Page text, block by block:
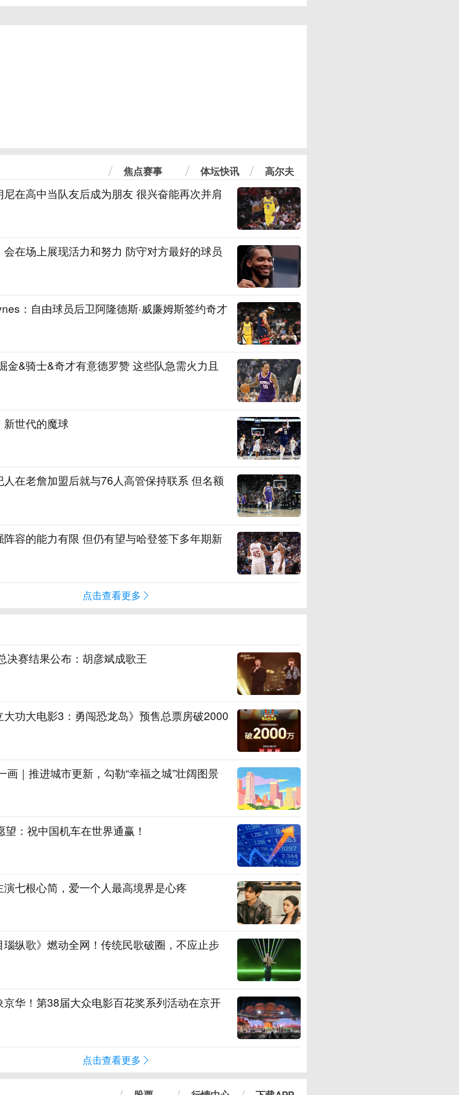
焦点赛事 体坛快讯 高尔夫
在高中当队友后成为朋友 很兴奋能再次并肩
在场上展现活力和努力 防守对方最好的球员
：自由球员后卫阿隆德斯·威廉姆斯签约奇才
金&骑士&奇才有意德罗赞 这些队急需火力且
世代的魔球
在老詹加盟后就与76人高管保持联系 但名额
容的能力有限 但仍有望与哈登签下多年期新
点击查看更多
决赛结果公布：胡彦斌成歌王
功大电影3：勇闯恐龙岛》预售总票房破2000
画｜推进城市更新，勾勒“幸福之城”壮阔图景
：祝中国机车在世界通赢！
七根心简，爱一个人最高境界是心疼
纵歌》燃动全网！传统民歌破圈，不应止步
华！第38届大众电影百花奖系列活动在京开
点击查看更多